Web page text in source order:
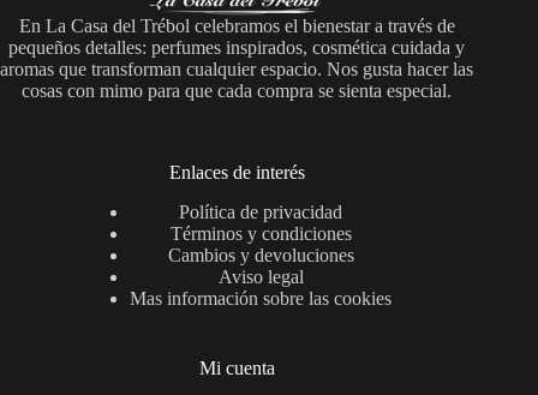
En La Casa del Trébol celebramos el bienestar a través de
pequeños detalles: perfumes inspirados, cosmética cuidada y
aromas que transforman cualquier espacio. Nos gusta hacer las
cosas con mimo para que cada compra se sienta especial.
Enlaces de interés
Política de privacidad
Términos y condiciones
Cambios y devoluciones
Aviso legal
Mas información sobre las cookies
Mi cuenta